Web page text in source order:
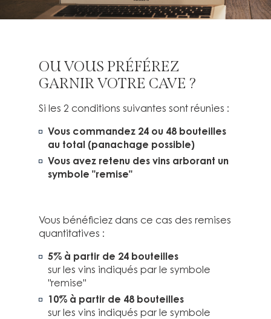
OU VOUS PRÉFÉREZ
GARNIR VOTRE CAVE ?
Si les 2 conditions suivantes sont réunies :
Vous commandez 24 ou 48 bouteilles
au total (panachage possible)
Vous avez retenu des vins arborant un
symbole "remise"
Vous bénéficiez dans ce cas des remises
quantitatives :
5% à partir de 24 bouteilles
sur les vins indiqués par le symbole
"remise"
10% à partir de 48 bouteilles
sur les vins indiqués par le symbole